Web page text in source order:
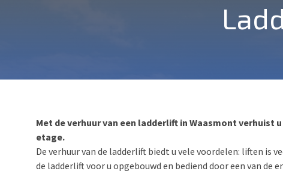
Met de verhuur van een ladderlift in Waasmont
etage.
De verhuur van de ladderlift biedt u vele voordelen: liften is
de ladderlift voor u opgebouwd en bediend door een van de